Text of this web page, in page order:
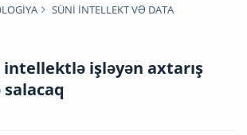
SÜNİ İNTELLEKT VƏ DATA
intellektlə işləyən axtarış